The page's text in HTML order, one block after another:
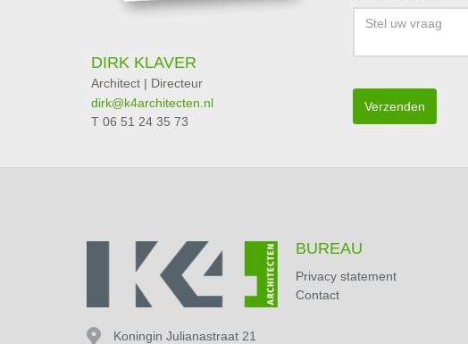
DIRK KLAVER
Architect | Directeur
dirk@k4architecten.nl
T 06 51 24 35 73
Verzenden
Koningin Julianastraat 21
BUREAU
Privacy statement
Contact